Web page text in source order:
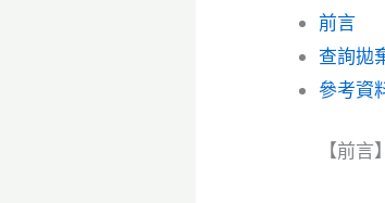
前言
查詢拋
參考資
【前言】